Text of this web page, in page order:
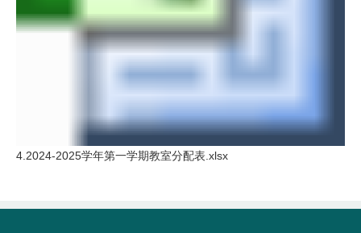
4.2024-2025学年第一学期教室分配表.xlsx